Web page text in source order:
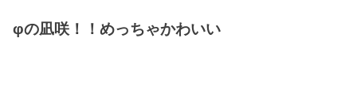
φの凪咲！！めっちゃかわいい